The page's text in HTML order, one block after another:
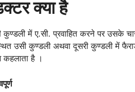
क्या है
कुण्डली में ए.सी. प्रवाहित करने पर उसके
उसी कुण्डली अथवा दूसरी कुण्डली में
कहलाता है ।